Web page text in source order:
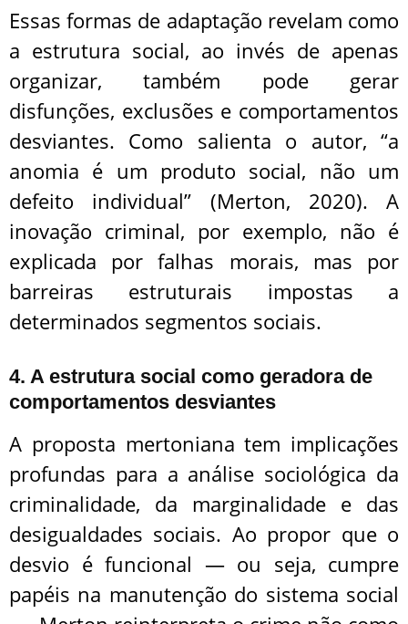
Essas formas de adaptação revelam como
a estrutura social, ao invés de apenas
organizar, também pode gerar
disfunções, exclusões e comportamentos
desviantes. Como salienta o autor, “a
anomia é um produto social, não um
defeito individual” (Merton, 2020). A
inovação criminal, por exemplo, não é
explicada por falhas morais, mas por
barreiras estruturais impostas a
determinados segmentos sociais.
4. A estrutura social como geradora de
comportamentos desviantes
A proposta mertoniana tem implicações
profundas para a análise sociológica da
criminalidade, da marginalidade e das
desigualdades sociais. Ao propor que o
desvio é funcional — ou seja, cumpre
papéis na manutenção do sistema social